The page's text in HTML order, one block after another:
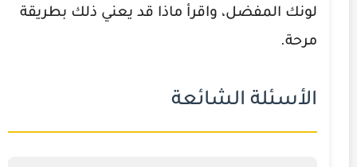
لونك المفضل، واقرأ ماذا قد يعني ذلك بطريقة
مرحة.
الأسئلة الشائعة